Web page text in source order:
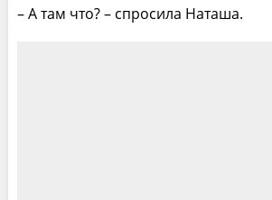
– А там что? – спросила Наташа.